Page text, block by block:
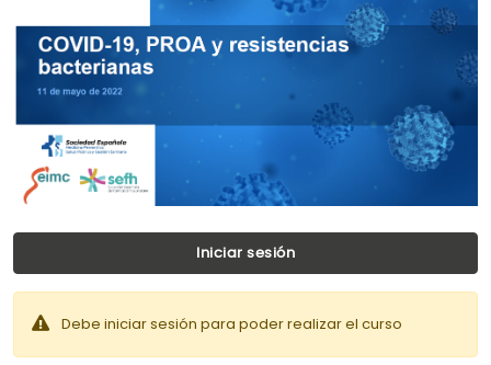
Iniciar sesión
Debe iniciar sesión para poder realizar el curso